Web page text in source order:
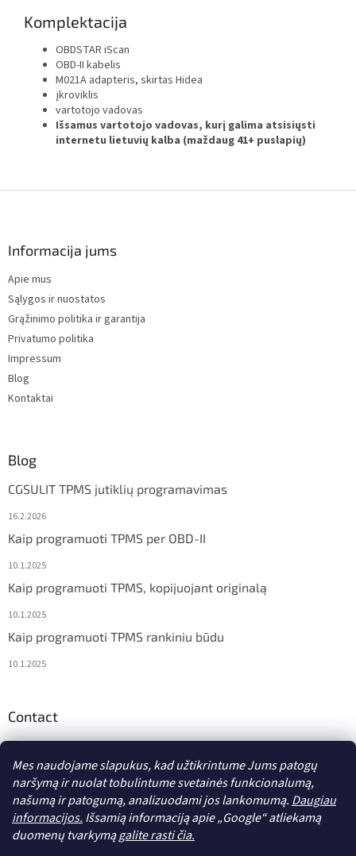
Mes naudojame slapukus, kad užtikrintume Jums patogų
naršymą ir nuolat tobulintume svetainės funkcionalumą,
našumą ir patogumą, analizuodami jos lankomumą. Daugiau
informacijos. Išsamią informaciją apie „Google“ atliekamą
duomenų tvarkymągalite rasti čia.
Komplektacija
OBDSTAR iScan
OBD-II kabelis
M021A adapteris, skirtas Hidea
įkroviklis
vartotojo vadovas
Išsamus vartotojo vadovas, kurį galima atsisiųsti
internetu lietuvių kalba (maždaug 41+ puslapių)
Informacija jums
Apie mus
Sąlygos ir nuostatos
Grąžinimo politika ir garantija
Privatumo politika
Impressum
Blog
Kontaktai
Blog
CGSULIT TPMS jutiklių programavimas
16.2.2026
Kaip programuoti TPMS per OBD-II
10.1.2025
Kaip programuoti TPMS, kopijuojant originalą
10.1.2025
Kaip programuoti TPMS rankiniu būdu
10.1.2025
Contact